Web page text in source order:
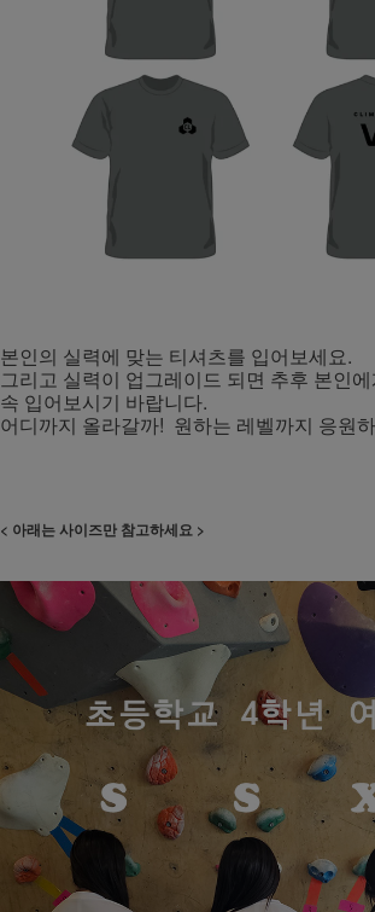
본인의 실력에 맞는 티셔츠를 입어보세요.
그리고 실력이 업그레이드 되면 추후 본인
속 입어보시기 바랍니다.
어디까지 올라갈까! 원하는 레벨까지 응원
< 아래는 사이즈만 참고하세요 >